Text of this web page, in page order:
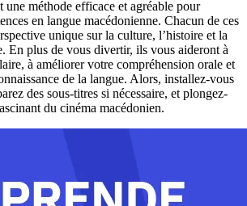
une méthode efficace et agréable pour
en langue macédonienne. Chacun de ces
unique sur la culture, l’histoire et la
En plus de vous divertir, ils vous aideront à
à améliorer votre compréhension orale et
de la langue. Alors, installez-vous
des sous-titres si nécessaire, et plongez-
du cinéma macédonien.